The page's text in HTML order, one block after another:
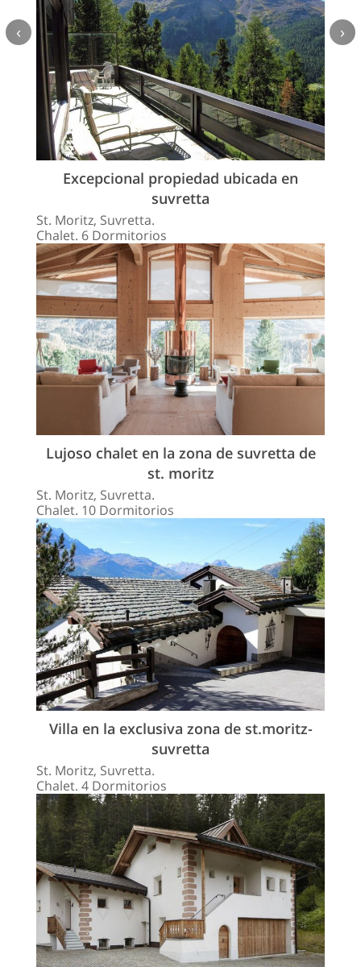
Excepcional propiedad ubicada en
suvretta
St. Moritz, Suvretta.
Chalet. 6 Dormitorios
Lujoso chalet en la zona de suvretta de
st. moritz
St. Moritz, Suvretta.
Chalet. 10 Dormitorios
Villa en la exclusiva zona de st.moritz-
suvretta
St. Moritz, Suvretta.
Chalet. 4 Dormitorios
‹ ›